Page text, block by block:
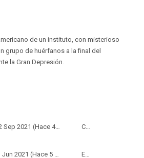
de un instituto, con misterioso
grupo de huérfanos a la final del
la Gran Depresión.
2021 (Hace 4 años y 10 meses)
Copia Física
2021 (Hace 5 años y 1 mes) Estreno